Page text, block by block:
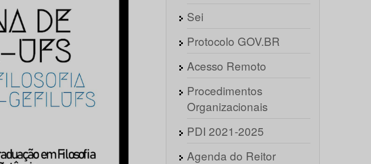
Sei
Protocolo GOV.BR
Acesso Remoto
Procedimentos
Organizacionais
PDI 2021-2025
Agenda do Reitor